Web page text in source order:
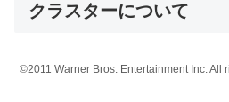
クラスターについて
©2011 Warner Bros. Entertainment Inc. All